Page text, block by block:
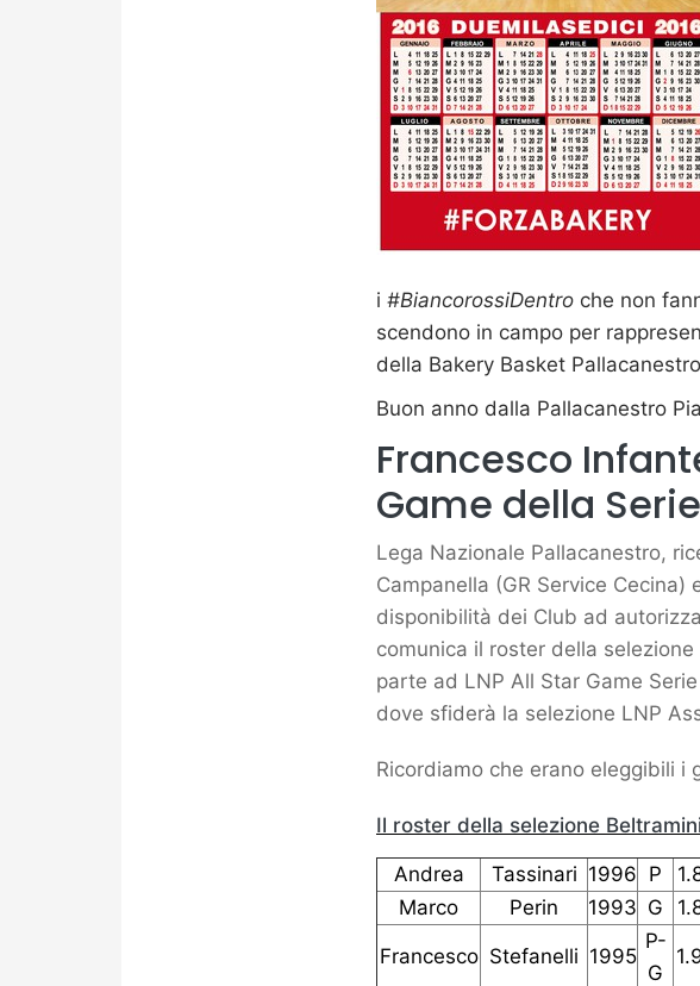
i #BiancorossiDentro che non
scendono in campo per
della Bakery Basket
Buon anno dalla Pallacanestro
Francesco
Game della
Lega Nazionale Pallacanestro,
Campanella (GR Service
disponibilità dei Club ad
comunica il roster della
parte ad LNP All Star Game
dove sfiderà la selezione LNP
Ricordiamo che erano eleggibili
Il roster della selezione
Andrea Tassinari 1996 P
Marco
Perin 1993 G
Francesco Stefanelli 1995
P-
G